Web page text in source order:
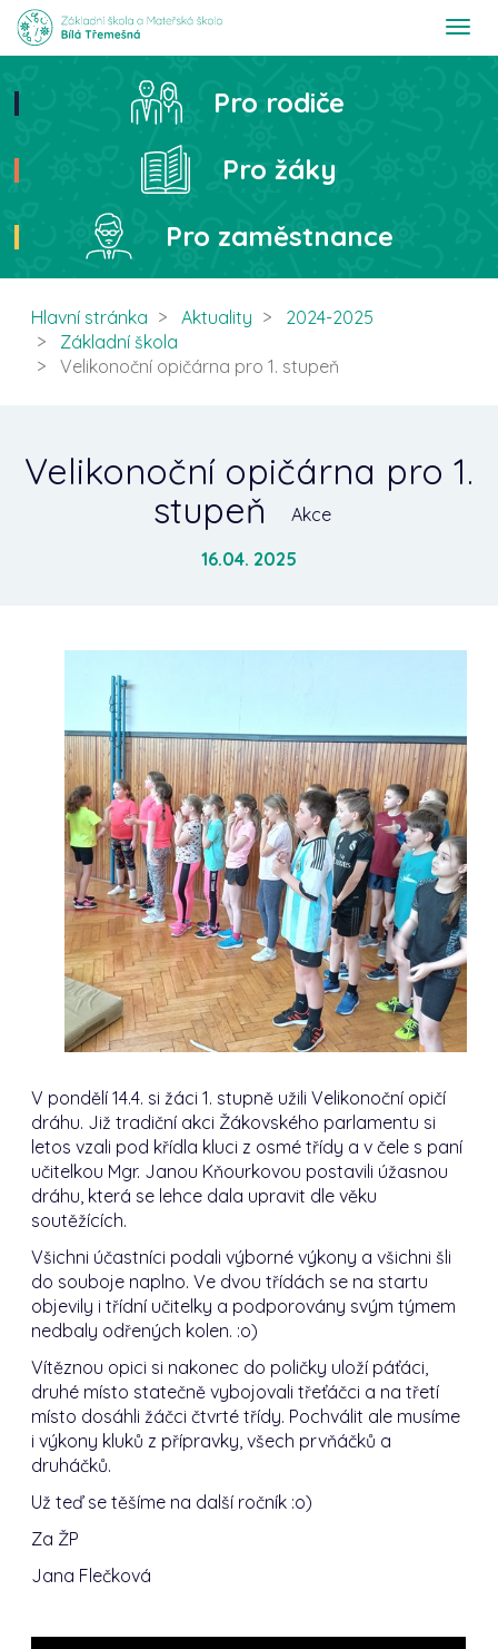
T
t
Hledat
Pro rodiče
Pro žáky
Pro zaměstnance
Hlavní stránka Aktuality
2024-2025
Základní škola
Velikonoční opičárna pro 1. stupeň
Velikonoční opičárna pro 1.
stupeň
Akce
16.04. 2025
V pondělí 14.4. si žáci 1. stupně užili Velikonoční opičí
dráhu. Již tradiční akci Žákovského parlamentu si
letos vzali pod křídla kluci z osmé třídy a v čele s paní
učitelkou Mgr. Janou Kňourkovou postavili úžasnou
dráhu, která se lehce dala upravit dle věku
soutěžících.
Všichni účastníci podali výborné výkony a všichni šli
do souboje naplno. Ve dvou třídách se na startu
objevily i třídní učitelky a podporovány svým týmem
nedbaly odřených kolen. :o)
Vítěznou opici si nakonec do poličky uloží páťáci,
druhé místo statečně vybojovali třeťáčci a na třetí
místo dosáhli žáčci čtvrté třídy. Pochválit ale musíme
i výkony kluků z přípravky, všech prvňáčků a
druháčků.
Už teď se těšíme na další ročník :o)
Za ŽP
Jana Flečková